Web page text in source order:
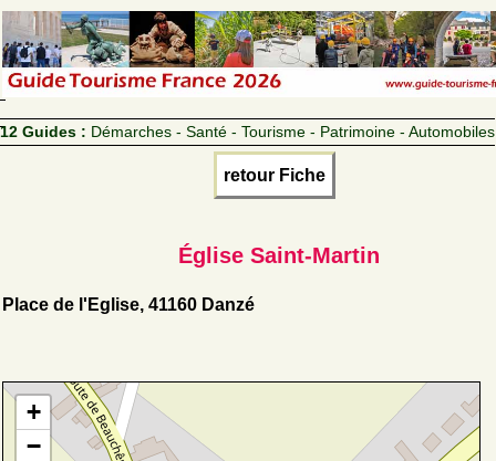
12 Guides : Démarches - Santé - Tourisme - Patrimoine - Automobiles
retour Fiche
Église Saint-Martin
Place de l'Eglise, 41160 Danzé
+
−